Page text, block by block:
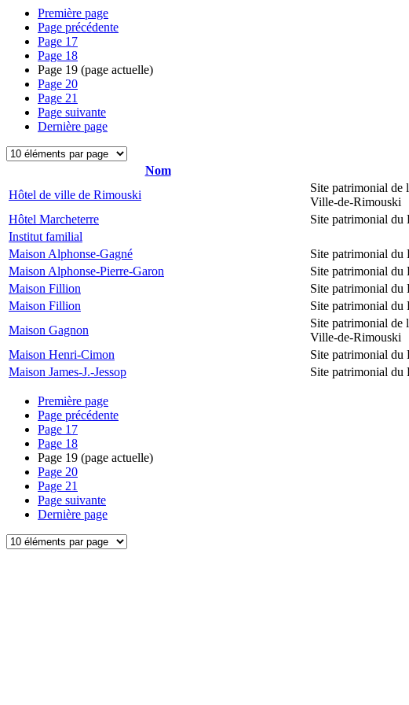
Première page
Page précédente
Page 17
Page 18
Page 19 (page actuelle)
Page 20
Page 21
Page suivante
Dernière page
Nom
Hôtel de ville de Rimouski
Site patrimonial de
Ville-de-Rimouski
Hôtel Marcheterre
Site patrimonial du
Institut familial
Maison Alphonse-Gagné
Site patrimonial du
Maison Alphonse-Pierre-Garon
Site patrimonial du
Maison Fillion
Site patrimonial du
Maison Fillion
Site patrimonial du
Maison Gagnon
Site patrimonial de
Ville-de-Rimouski
Maison Henri-Cimon
Site patrimonial du
Maison James-J.-Jessop
Site patrimonial du
Première page
Page précédente
Page 17
Page 18
Page 19 (page actuelle)
Page 20
Page 21
Page suivante
Dernière page